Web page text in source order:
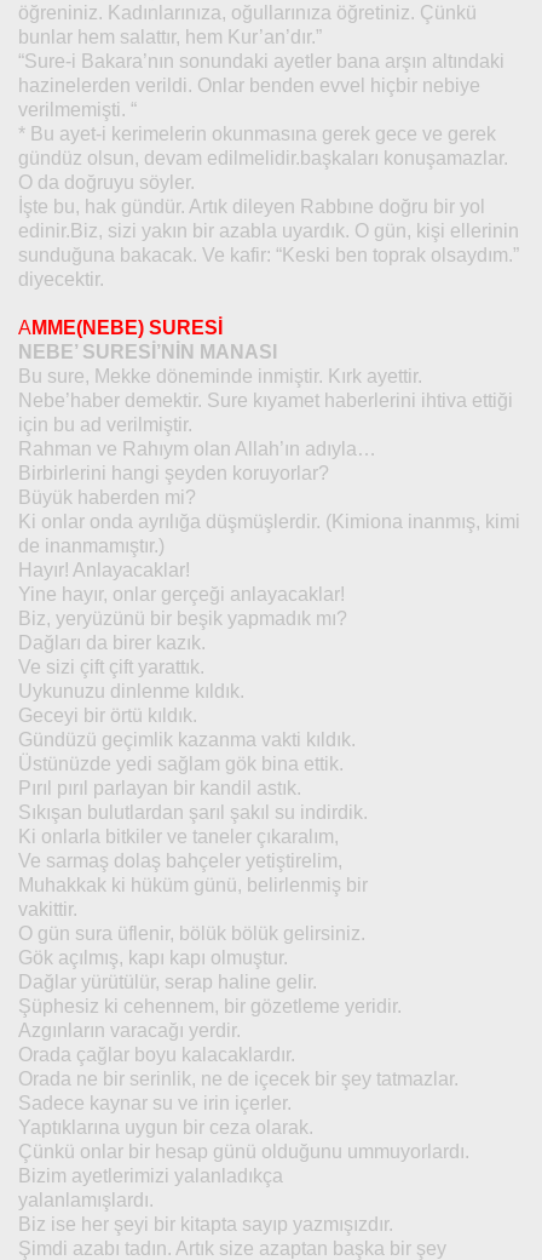
öğreniniz. Kadınlarınıza, oğullarınıza öğretiniz. Çünkü
bunlar hem salattır, hem Kur’an’dır.”
“Sure-i Bakara’nın sonundaki ayetler bana arşın altındaki
hazinelerden verildi. Onlar benden evvel hiçbir nebiye
verilmemişti. “
* Bu ayet-i kerimelerin okunmasına gerek gece ve gerek
gündüz olsun, devam edilmelidir.başkaları konuşamazlar.
O da doğruyu söyler.
İşte bu, hak gündür. Artık dileyen Rabbıne doğru bir yol
edinir.Biz, sizi yakın bir azabla uyardık. O gün, kişi ellerinin
sunduğuna bakacak. Ve kafir: “Keski ben toprak olsaydım.”
diyecektir.
AMME(NEBE) SURESİ
NEBE’ SURESİ’NİN MANASI
Bu sure, Mekke döneminde inmiştir. Kırk ayettir.
Nebe’haber demektir. Sure kıyamet haberlerini ihtiva ettiği
için bu ad verilmiştir.
Rahman ve Rahıym olan Allah’ın adıyla…
Birbirlerini hangi şeyden koruyorlar?
Büyük haberden mi?
Ki onlar onda ayrılığa düşmüşlerdir. (Kimiona inanmış, kimi
de inanmamıştır.)
Hayır! Anlayacaklar!
Yine hayır, onlar gerçeği anlayacaklar!
Biz, yeryüzünü bir beşik yapmadık mı?
Dağları da birer kazık.
Ve sizi çift çift yarattık.
Uykunuzu dinlenme kıldık.
Geceyi bir örtü kıldık.
Gündüzü geçimlik kazanma vakti kıldık.
Üstünüzde yedi sağlam gök bina ettik.
Pırıl pırıl parlayan bir kandil astık.
Sıkışan bulutlardan şarıl şakıl su indirdik.
Ki onlarla bitkiler ve taneler çıkaralım,
Ve sarmaş dolaş bahçeler yetiştirelim,
Muhakkak ki hüküm günü, belirlenmiş bir
vakittir.
O gün sura üflenir, bölük bölük gelirsiniz.
Gök açılmış, kapı kapı olmuştur.
Dağlar yürütülür, serap haline gelir.
Şüphesiz ki cehennem, bir gözetleme yeridir.
Azgınların varacağı yerdir.
Orada çağlar boyu kalacaklardır.
Orada ne bir serinlik, ne de içecek bir şey tatmazlar.
Sadece kaynar su ve irin içerler.
Yaptıklarına uygun bir ceza olarak.
Çünkü onlar bir hesap günü olduğunu ummuyorlardı.
Bizim ayetlerimizi yalanladıkça
yalanlamışlardı.
Biz ise her şeyi bir kitapta sayıp yazmışızdır.
Şimdi azabı tadın. Artık size azaptan başka bir şey